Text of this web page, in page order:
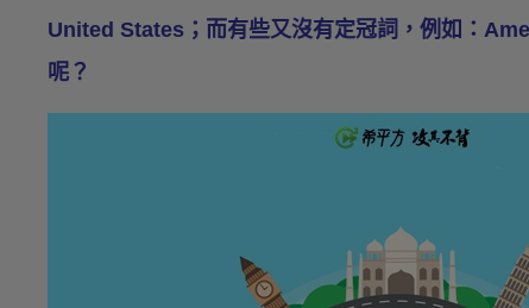
United States；而有些又沒有定冠詞，例如：
呢？